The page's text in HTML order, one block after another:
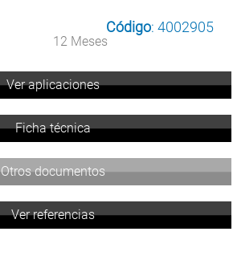
Código: 4002905
12 Meses
Ver aplicaciones
Ficha técnica
Otros documentos
Ver referencias